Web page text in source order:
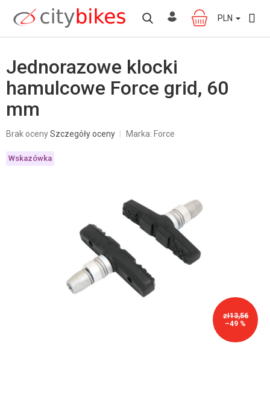
treści
KOSZYK
PLN
Jednorazowe klocki
hamulcowe Force grid, 60
mm
Średnia
produktu
wynosi
Brak ocenySzczegóły oceny Marka: Force
zł13,56
–49 %
Wskazówka